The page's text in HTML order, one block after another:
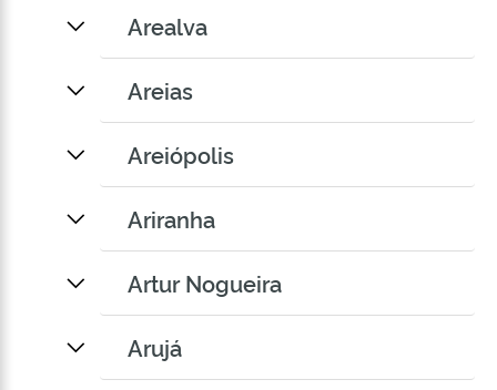
Arealva
Areias
Areiópolis
Ariranha
Artur Nogueira
Arujá